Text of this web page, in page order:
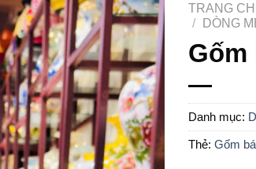
TRANG
/ DÒNG
Gốm
Danh mục:
Thẻ: Gốm